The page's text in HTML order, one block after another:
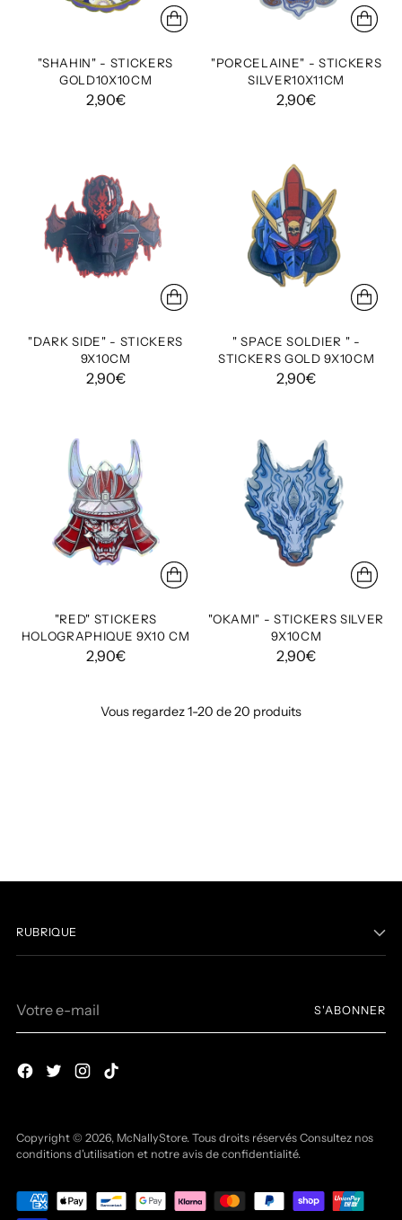
"SHAHIN" - STICKERS
GOLD10X10CM
2,90€
"PORCELAINE" - STICKERS
SILVER10X11CM
2,90€
"DARK SIDE" - STICKERS
9X10CM
2,90€
" SPACE SOLDIER " -
STICKERS GOLD 9X10CM
2,90€
"RED" STICKERS
HOLOGRAPHIQUE 9X10 CM
2,90€
"OKAMI" - STICKERS SILVER
9X10CM
2,90€
Vous regardez 1-20 de 20 produits
RUBRIQUE
e-
S'ABONNER
Copyright © 2026, McNallyStore. Tous droits réservés Consultez nos
conditions d'utilisation et notre avis de confidentialité.